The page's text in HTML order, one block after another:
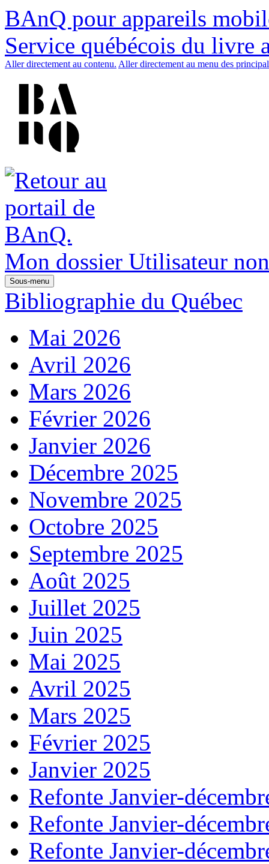
BAnQ pour appareils
Service québécois du livre
Aller directement au contenu. Aller directement au menu des
Mon dossier Utilisateur
Sous-menu
Bibliographie du Québec
Mai 2026
Avril 2026
Mars 2026
Février 2026
Janvier 2026
Décembre 2025
Novembre 2025
Octobre 2025
Septembre 2025
Août 2025
Juillet 2025
Juin 2025
Mai 2025
Avril 2025
Mars 2025
Février 2025
Janvier 2025
Refonte Janvier-
Refonte Janvier-
Refonte Janvier-